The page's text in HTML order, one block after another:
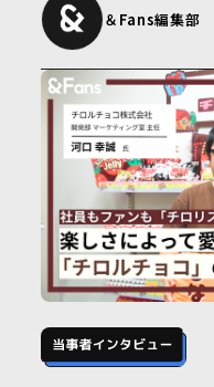
＆Fans編集部